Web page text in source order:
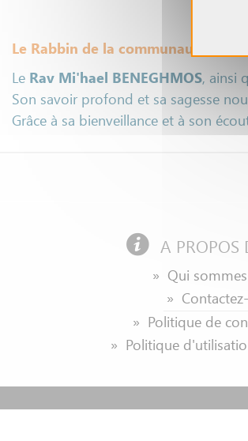
Le Rabbin de la communauté
Le Rav Mi'hael BENEGHMOS, ainsi
Son savoir profond et sa sagesse
Grâce à sa bienveillance et à son
A PROPOS
» Qui
»
» Politique de
» Politique